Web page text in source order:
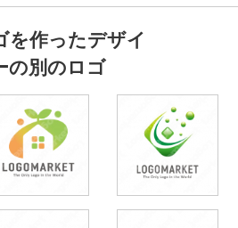
を作ったデザイ
の別のロゴ